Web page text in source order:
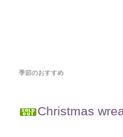
季節のおすすめ
Christmas